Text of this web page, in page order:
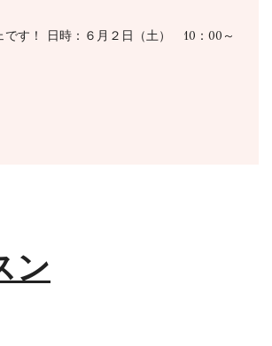
です！ 日時：６月２日（土） 10：00～
ン